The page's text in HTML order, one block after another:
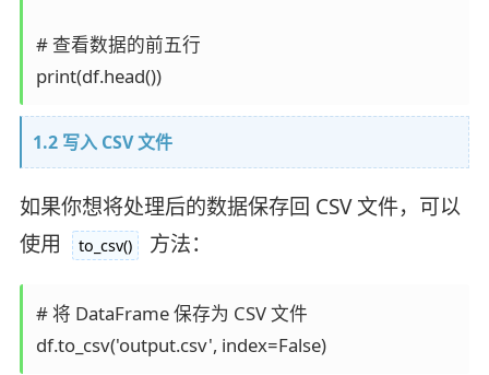
# 查看数据的前五行
print(df.head())
1.2 写入 CSV 文件
如果你想将处理后的数据保存回 CSV 文件，可以
使用
to_csv() 方法：
# 将 DataFrame 保存为 CSV 文件
df.to_csv('output.csv', index=False)